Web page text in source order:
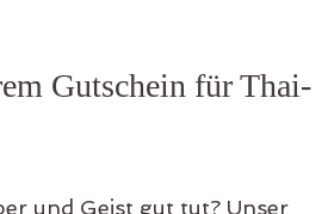
Gutschein für Thai-
und Geist gut tut? Unser